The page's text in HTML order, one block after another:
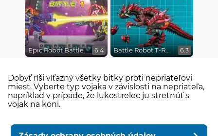
Epic Robot Battle 6.4 Battle Robot T-Rex Age 6.3
Dobyť ríši víťazný všetky bitky proti nepriateľovi
miest. Vyberte typ vojaka v závislosti na nepriateľa,
napríklad v prípade, že lukostrelec ju stretnúť s
vojak na koni.